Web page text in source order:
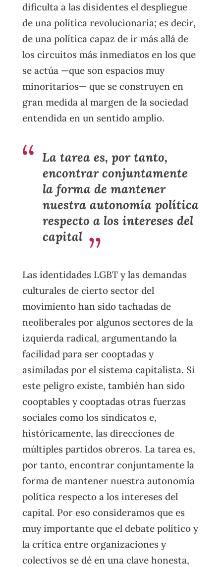
dificulta a las disidentes el despliegue
de una política revolucionaria; es decir,
de una política capaz de ir más allá de
los circuitos más inmediatos en los que
se actúa —que son espacios muy
minoritarios— que se construyen en
gran medida al margen de la sociedad
entendida en un sentido amplio.
La tarea es, por tanto,
encontrar conjuntamente
la forma de mantener
nuestra autonomía política
respecto a los intereses del
capital
Las identidades LGBT y las demandas
culturales de cierto sector del
movimiento han sido tachadas de
neoliberales por algunos sectores de la
izquierda radical, argumentando la
facilidad para ser cooptadas y
asimiladas por el sistema capitalista. Si
este peligro existe, también han sido
cooptables y cooptadas otras fuerzas
sociales como los sindicatos e,
históricamente, las direcciones de
múltiples partidos obreros. La tarea es,
por tanto, encontrar conjuntamente la
forma de mantener nuestra autonomía
política respecto a los intereses del
capital. Por eso consideramos que es
muy importante que el debate político y
la crítica entre organizaciones y
colectivos se dé en una clave honesta,